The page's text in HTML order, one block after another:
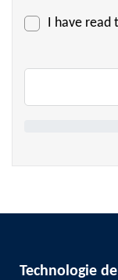
I have read
Technologie